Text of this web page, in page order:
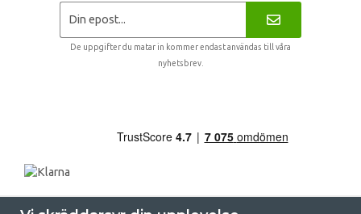
De uppgifter du matar in kommer endast användas till våra
nyhetsbrev.